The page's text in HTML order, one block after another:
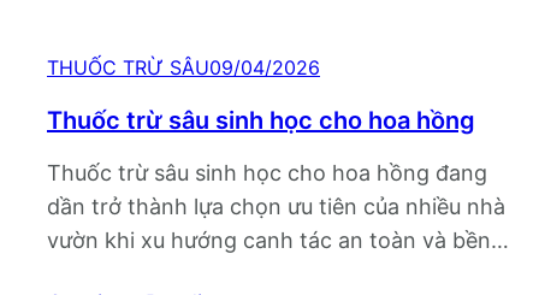
THUỐC TRỪ SÂU09/04/2026
Thuốc trừ sâu sinh học cho hoa hồng
Thuốc trừ sâu sinh học cho hoa hồng đang
dần trở thành lựa chọn ưu tiên của nhiều nhà
vườn khi xu hướng canh tác an toàn và bền